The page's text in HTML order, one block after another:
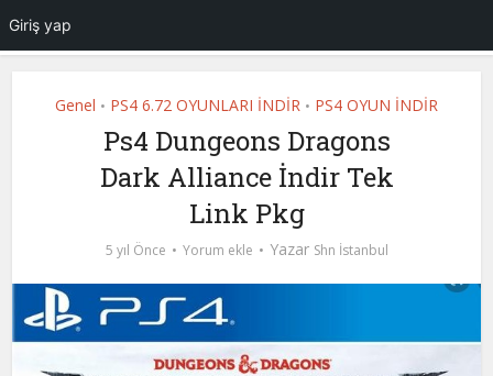
Genel • PS4 6.72 OYUNLARI İNDİR • PS4 OYUN İNDİR
Ps4 Dungeons Dragons
Dark Alliance İndir Tek
Link Pkg
5 yıl Önce Yorum ekle Yazar Shn İstanbul
Giriş yap